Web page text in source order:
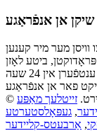
שיקן אן אנפֿראַגע
מער מיר קענען
ביטע לאָזן
פאר אן אנפֿראַגע
זייטלעך מאַפּע
, געפּאָלסטערטע
, אַרבעטס-קליידער